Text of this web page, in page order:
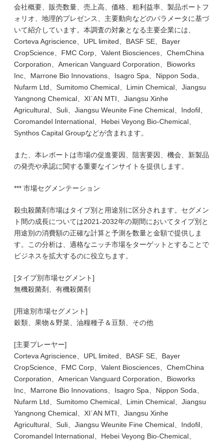
会社概要、販売数量、売上高、価格、粗利益率、製品ポートフ
ォリオ、地理的プレゼンス、主要動向などのパラメータに基づ
いて紹介しています。本調査の対象となる主要企業には、
Corteva Agriscience、UPL limited、BASF SE、Bayer
CropScience、FMC Corp、Valent Biosciences、ChemChina
Corporation、American Vanguard Corporation、Bioworks
Inc、Marrone Bio Innovations、Isagro Spa、Nippon Soda、
Nufarm Ltd、Sumitomo Chemical、Limin Chemical、Jiangsu
Yangnong Chemical、XI`AN MTI、Jiangsu Xinhe
Agricultural、Suli、Jiangsu Weunite Fine Chemical、Indofil、
Coromandel International、Hebei Veyong Bio-Chemical、
Synthos Capital Groupなどが含まれます。
また、本レポートは市場の促進要因、阻害要因、機会、新製品
の発売や承認に関する重要なインサイトを提供します。
*** 市場セグメンテーション
殺虫殺菌剤市場はタイプ別と用途別に区分されます。セグメン
ト間の成長については2021-2032年の期間においてタイプ別と
用途別の消費額の正確な計算と予測を数量と金額で提供しま
す。この分析は、適格なニッチ市場をターゲットとすることで
ビジネスを拡大するのに役立ちます。
[タイプ別市場セグメント]
無機殺菌剤、有機殺菌剤
[用途別市場セグメント]
穀類、果物＆野菜、油糧種子＆豆類、その他
[主要プレーヤー]
Corteva Agriscience、UPL limited、BASF SE、Bayer
CropScience、FMC Corp、Valent Biosciences、ChemChina
Corporation、American Vanguard Corporation、Bioworks
Inc、Marrone Bio Innovations、Isagro Spa、Nippon Soda、
Nufarm Ltd、Sumitomo Chemical、Limin Chemical、Jiangsu
Yangnong Chemical、XI`AN MTI、Jiangsu Xinhe
Agricultural、Suli、Jiangsu Weunite Fine Chemical、Indofil、
Coromandel International、Hebei Veyong Bio-Chemical、